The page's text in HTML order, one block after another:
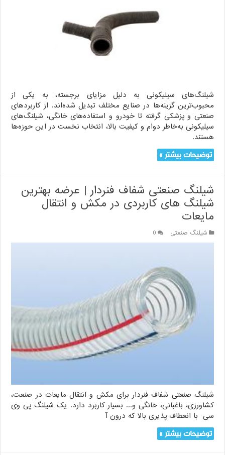
در
صنایع
مختلف
شیلنگ‌های سیلیکونی به دلیل مزایای برجسته، به یکی از
محبوب‌ترین گزینه‌ها در صنایع مختلف تبدیل شده‌اند. از کاربردهای
صنعتی و پزشکی گرفته تا خودرو و استفاده‌های خانگی، شیلنگ‌های
سیلیکونی به‌خاطر دوام و کیفیت بالا، انتخاب نخست در این حوزه‌ها
هستند.
توضیحات بیشتر »
شیلنگ صنعتی شفاف فنردار | عرضه بهترین
شیلنگ های کاربردی در مکش و انتقال
مایعات
شیلنگ صنعتی 0
شیلنگ صنعتی شفاف فنردار برای مکش و انتقال مایعات در صنعت،
کشاورزی، باغبانی، خانگی و... بسیار کاربرد دارد. یک شیلنگ پی وی
سی با انعطاف پذیری بالا که درون آ
توضیحات بیشتر »